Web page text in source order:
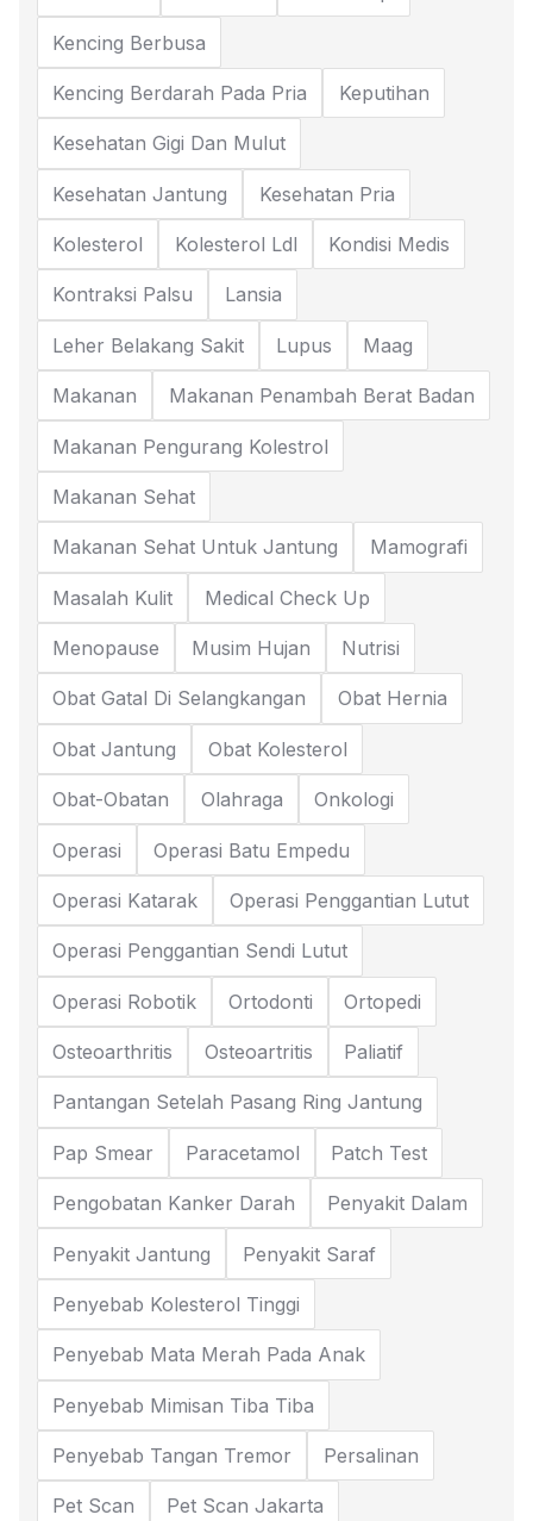
Kencing Berbusa
Kencing Berdarah Pada Pria Keputihan
Kesehatan Gigi Dan Mulut
Kesehatan Jantung Kesehatan Pria
Kolesterol Kolesterol Ldl Kondisi Medis
Kontraksi Palsu Lansia
Leher Belakang Sakit Lupus Maag
Makanan Makanan Penambah Berat Badan
Makanan Pengurang Kolestrol
Makanan Sehat
Makanan Sehat Untuk Jantung Mamografi
Masalah Kulit Medical Check Up
Menopause Musim Hujan Nutrisi
Obat Gatal Di Selangkangan Obat Hernia
Obat Jantung Obat Kolesterol
Obat-Obatan Olahraga Onkologi
Operasi Operasi Batu Empedu
Operasi Katarak Operasi Penggantian Lutut
Operasi Penggantian Sendi Lutut
Operasi Robotik Ortodonti Ortopedi
Osteoarthritis Osteoartritis Paliatif
Pantangan Setelah Pasang Ring Jantung
Pap Smear Paracetamol Patch Test
Pengobatan Kanker Darah Penyakit Dalam
Penyakit Jantung Penyakit Saraf
Penyebab Kolesterol Tinggi
Penyebab Mata Merah Pada Anak
Penyebab Mimisan Tiba Tiba
Penyebab Tangan Tremor Persalinan
Pet Scan Pet Scan Jakarta